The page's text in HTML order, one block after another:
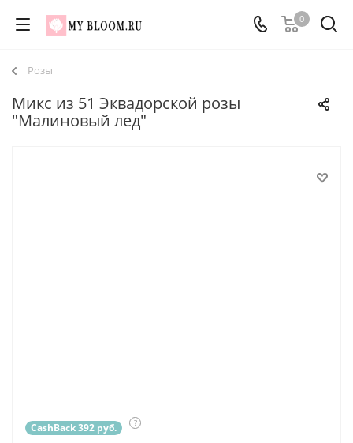
0
Розы
Микс из 51 Эквадорской розы
"Малиновый лед"
CashBack 392 руб. ?